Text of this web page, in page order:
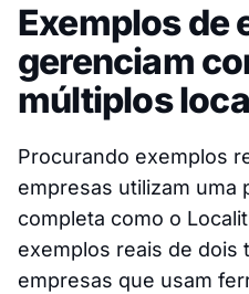
Exemplos de
gerenciam
múltiplos
Procurando exemplos
empresas utilizam uma
completa como o
exemplos reais de dois
empresas que usam